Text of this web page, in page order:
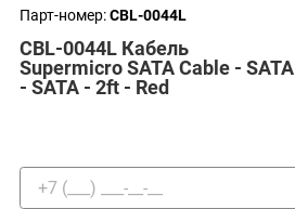
Парт-номер:CBL-0044L
CBL-0044L Кабель
Supermicro SATA Cable - SATA
- SATA - 2ft - Red